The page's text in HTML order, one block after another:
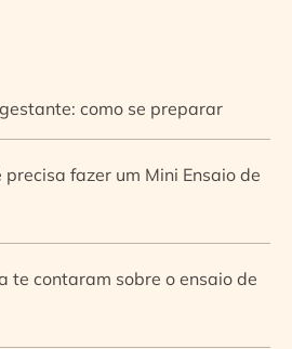
como se preparar
fazer um Mini Ensaio de
te contaram sobre o ensaio de